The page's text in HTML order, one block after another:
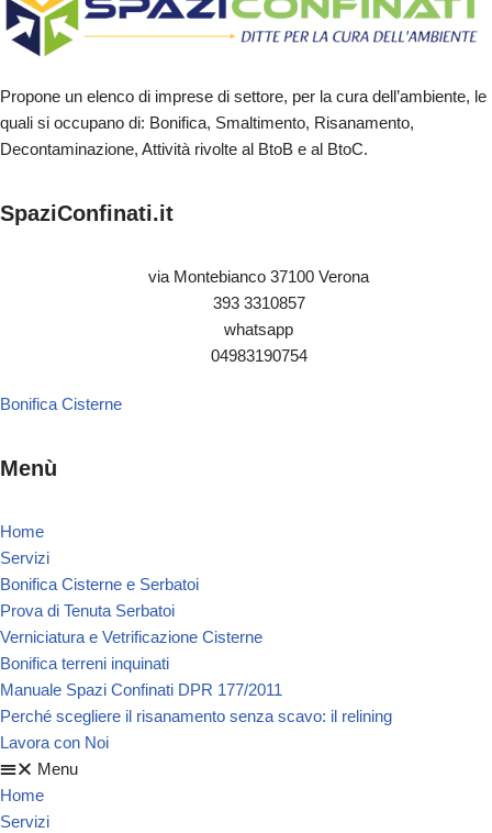
Propone un elenco di imprese di settore, per la cura dell’ambiente, le
quali si occupano di: Bonifica, Smaltimento, Risanamento,
Decontaminazione, Attività rivolte al BtoB e al BtoC.
SpaziConfinati.it
via Montebianco 37100 Verona
393 3310857
whatsapp
04983190754
Bonifica Cisterne
Menù
Home
Servizi
Bonifica Cisterne e Serbatoi
Prova di Tenuta Serbatoi
Verniciatura e Vetrificazione Cisterne
Bonifica terreni inquinati
Manuale Spazi Confinati DPR 177/2011
Perché scegliere il risanamento senza scavo: il relining
Lavora con Noi
Menu
Home
Servizi